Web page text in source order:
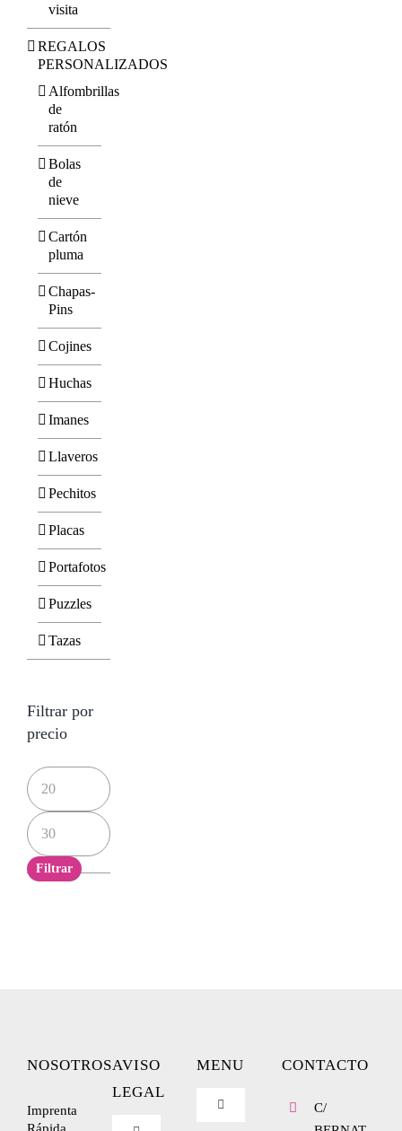
visita
REGALOS
PERSONALIZADOS
Alfombrillas
de
ratón
Bolas
de
nieve
Cartón
pluma
Chapas-
Pins
Cojines
Huchas
Imanes
Llaveros
Pechitos
Placas
Portafotos
Puzzles
Tazas
Filtrar por
precio
Precio
mínimo
Precio
máximo
Filtrar
NOSOTROS
Imprenta
AVISO
LEGAL
MENU
Toggle
CONTACTO
C/